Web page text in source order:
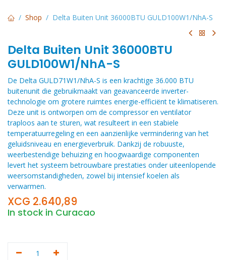
Shop Delta Buiten Unit 36000BTU GULD100W1/NhA-S
Delta Buiten Unit 36000BTU
GULD100W1/NhA-S
De Delta GULD71W1/NhA-S is een krachtige 36.000 BTU
buitenunit die gebruikmaakt van geavanceerde inverter-
technologie om grotere ruimtes energie-efficiënt te klimatiseren.
Deze unit is ontworpen om de compressor en ventilator
traploos aan te sturen, wat resulteert in een stabiele
temperatuurregeling en een aanzienlijke vermindering van het
geluidsniveau en energieverbruik. Dankzij de robuuste,
weerbestendige behuizing en hoogwaardige componenten
levert het systeem betrouwbare prestaties onder uiteenlopende
weersomstandigheden, zowel bij intensief koelen als
verwarmen.
XCG 2.640,89
In stock in Curacao